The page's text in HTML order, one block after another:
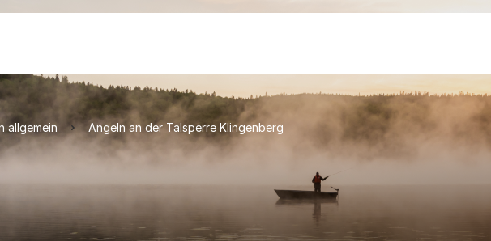
allgemein Angeln an der Talsperre Klingenberg